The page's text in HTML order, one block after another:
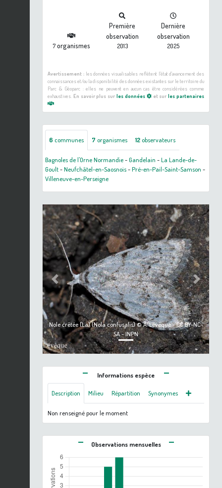
7organismes
Première
observation
2013
Dernière
observation
2025
Avertissement :les données visualisables reflètent l'état d'avancement des
connaissances et/ou la disponibilité des données existantes sur le territoire du
Parc & Géoparc : elles ne peuvent en aucun cas être considérées comme
exhaustives. En savoir plus sur les données et surles partenaires
6 communes 7 organismes 12observateurs
Bagnoles de l'Orne Normandie-Gandelain -La Lande-de-
Goult-Neufchâtel-en-Saosnois-Pré-en-Pail-Saint-Samson -
Villeneuve-en-Perseigne
Nole crêtée (La) (Nola confusalis) © A. Lévêque - CC BY-NC-
SA - INPN
Previous Next
Informations espèce
Description Milieu Répartition Synonymes
Non renseigné pour le moment
Observations mensuelles